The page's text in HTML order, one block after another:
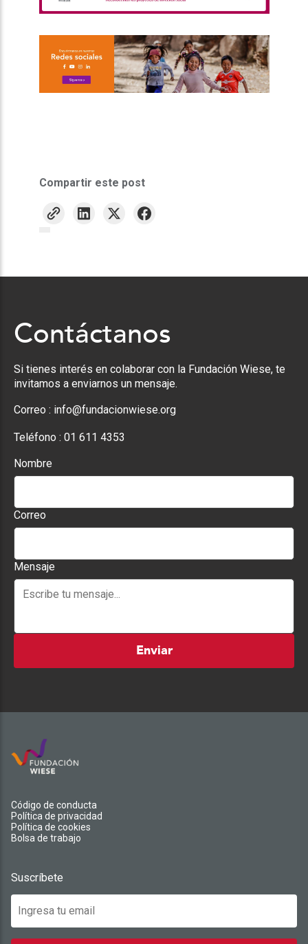
Compartir este post
Contáctanos
Si tienes interés en colaborar con la Fundación Wiese, te
invitamos a enviarnos un mensaje.
Correo : info@fundacionwiese.org
Teléfono : 01 611 4353
Nombre
Correo
Mensaje
Enviar
Código de conducta
Política de privacidad
Política de cookies
Bolsa de trabajo
Suscríbete